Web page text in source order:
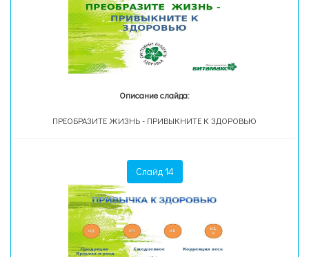
Описание слайда:
ПРЕОБРАЗИТЕ ЖИЗНЬ - ПРИВЫКНИТЕ К ЗДОРОВЬЮ
Слайд 14